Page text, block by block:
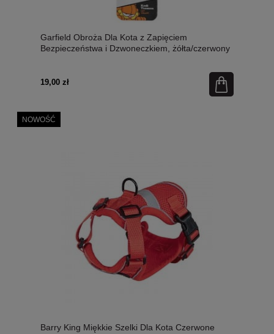
Garfield Obroża Dla Kota z Zapięciem
Bezpieczeństwa i Dzwoneczkiem, żółta/czerwony
19,00 zł
Barry King Miękkie Szelki Dla Kota Czerwone
NOWOŚĆ